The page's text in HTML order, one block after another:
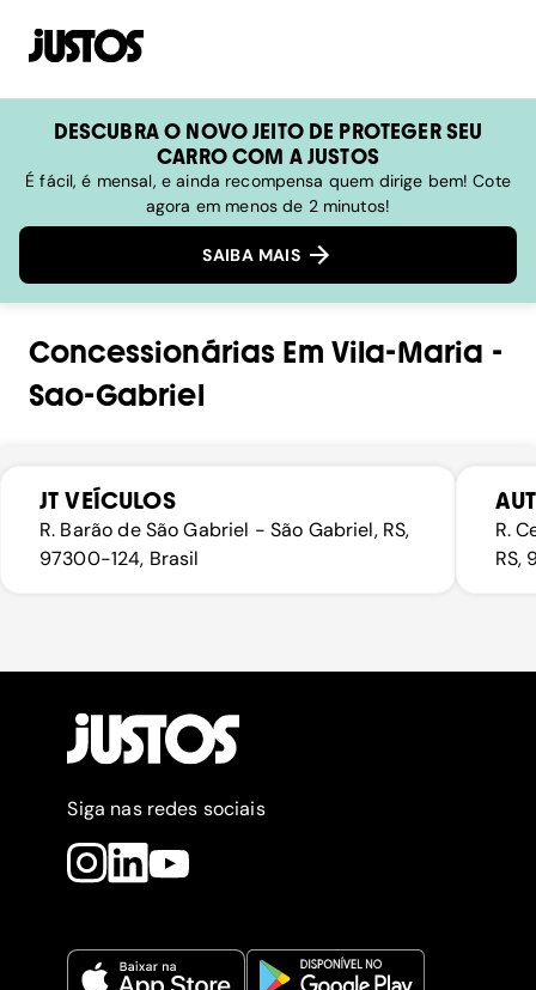
DESCUBRA O NOVO JEITO DE PROTEGER SEU
CARRO COM A JUSTOS
É fácil, é mensal, e ainda recompensa quem dirige bem! Cote
agora em menos de 2 minutos!
SAIBA MAIS
Concessionárias Em Vila-Maria -
Sao-Gabriel
JT VEÍCULOS
R. Barão de São Gabriel - São Gabriel, RS,
97300-124, Brasil
R.
RS,
Siga nas redes sociais